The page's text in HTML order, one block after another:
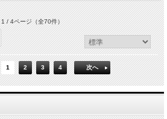
1 / 4ページ（全70件）
1 2 3 4 次へ